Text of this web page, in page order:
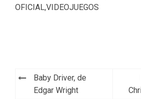
OFICIAL,VIDEOJUEGOS
Navegación
Baby Driver, de
Edgar Wright